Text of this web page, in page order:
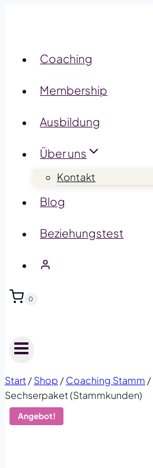
Coaching
Membership
Ausbildung
Über uns
Kontakt
Blog
Beziehungstest
0
Start/Shop /Coaching Stamm /
Sechserpaket (Stammkunden)
Angebot!